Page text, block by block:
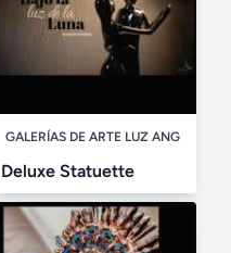
GALERÍAS DE ARTE LUZ ANG
Deluxe Statuette